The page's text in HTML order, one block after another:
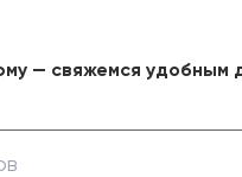
— свяжемся удобным